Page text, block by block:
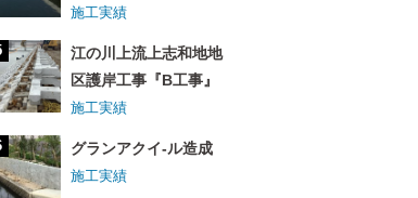
施工実績
江の川上流上志和地地
区護岸工事『B工事』
施工実績
グランアクイ-ル造成
施工実績